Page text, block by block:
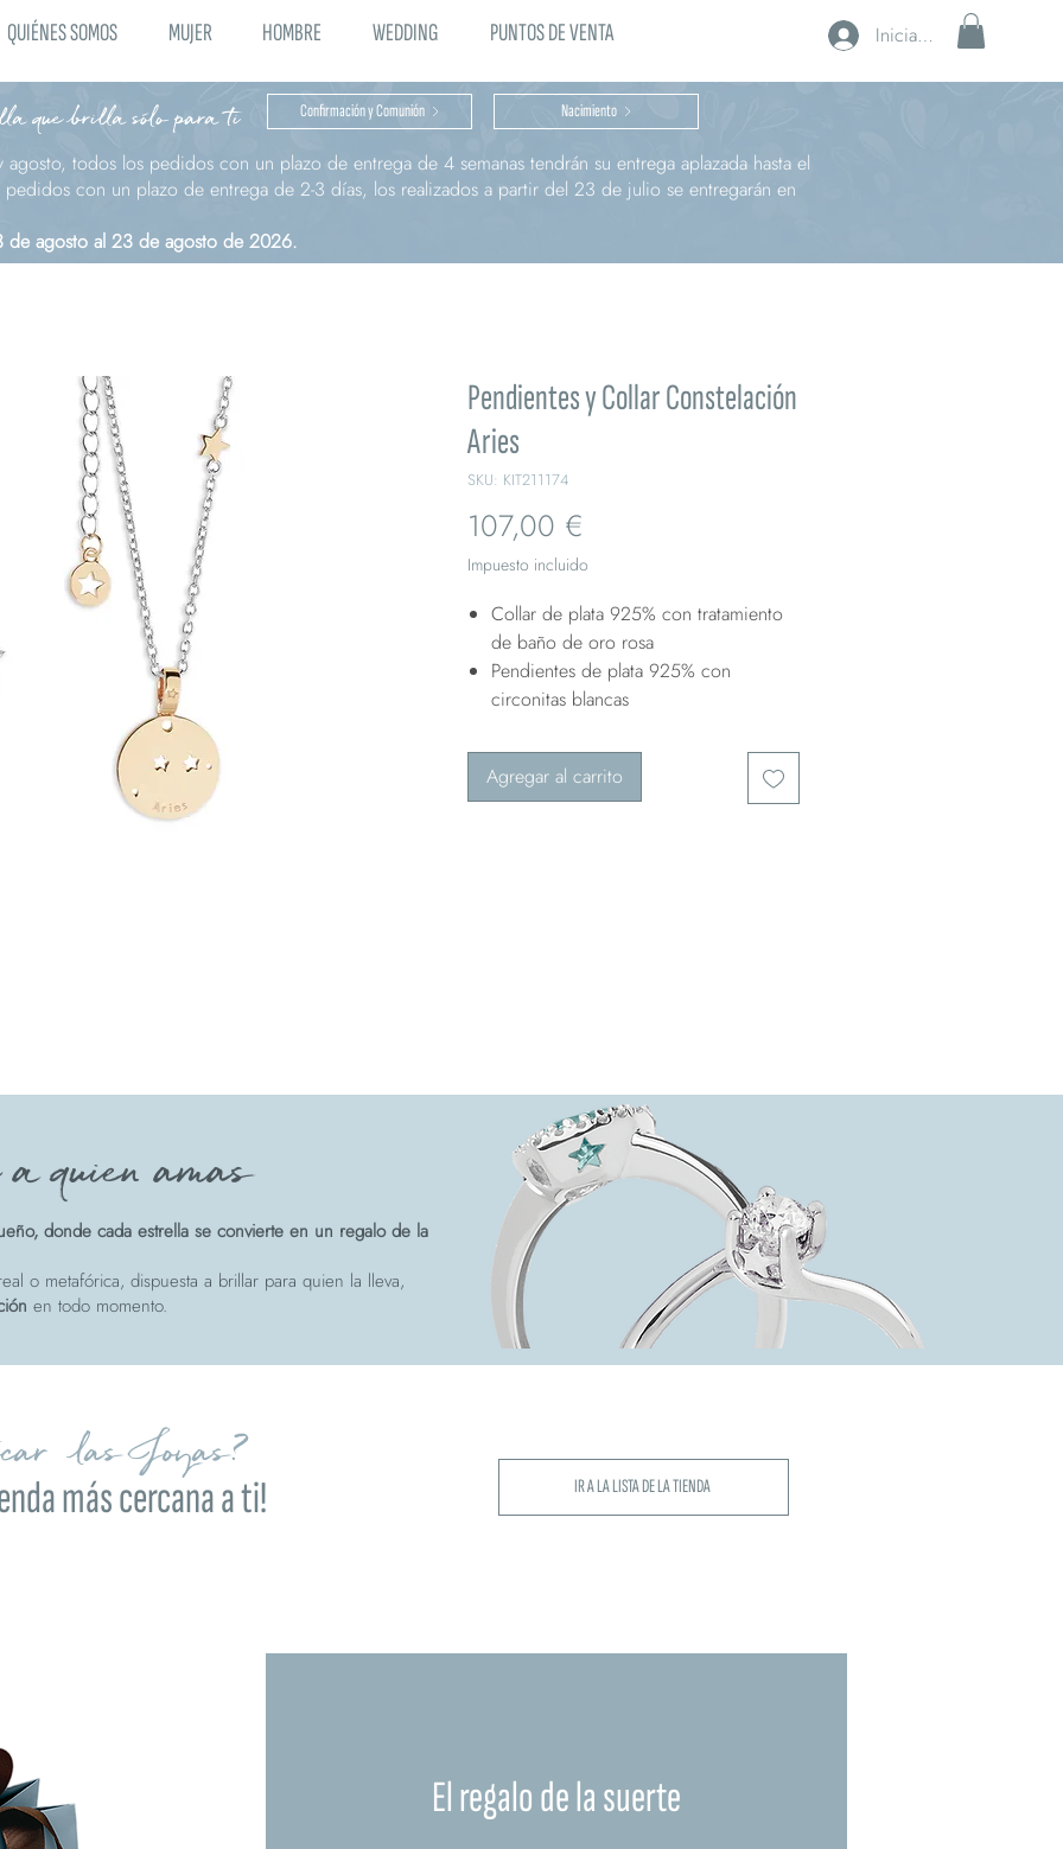
QUIÉNES SOMOS MUJER HOMBRE WEDDING PUNTOS DE VENTA Iniciar sesión
que brilla sólo para ti Confirmación y Comunión Nacimiento
todos los pedidos con un plazo de entrega de 4 semanas tendrán su entrega aplazada hasta el
con un plazo de entrega de 2-3 días, los realizados a partir del 23 de julio se entregarán en
de agosto al 23 de agosto de 2026.
Pendientes y Collar Constelación
Aries
SKU: KIT211174
107,00 €
Impuesto incluido
Collar de plata 925% con tratamiento
de baño de oro rosa
Pendientes de plata 925% con
circonitas blancas
Agregar al carrito
quien amas
donde cada estrella se convierte en un regalo de la
o metafórica, dispuesta a brillar para quien la lleva,
en todo momento.
las Joyas?
más cercana a ti! IR A LA LISTA DE LA TIENDA
El regalo de la suerte